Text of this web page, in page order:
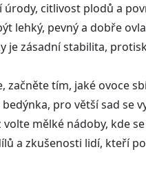
citlivost plodů a
lehký, pevný a dobře
je zásadní stabilita,
tím, jaké ovoce
pro větší sad se
mělké nádoby, kde
a zkušenosti lidí, kteří